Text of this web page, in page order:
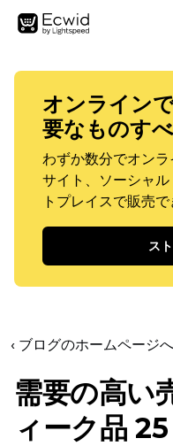
オンライン
要なものす
わずか数分でオン
サイト、ソーシャ
トプレイスで販売で
ス
‹ ブログのホームページへ
需要の高い
ィーク品